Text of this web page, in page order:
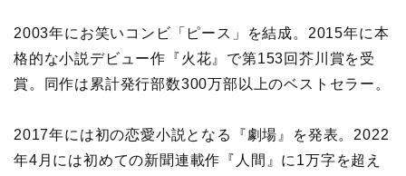
2003年にお笑いコンビ「ピース」を結成。2015年に本
格的な小説デビュー作『火花』で第153回芥川賞を受
賞。同作は累計発行部数300万部以上のベストセラー。
2017年には初の恋愛小説となる『劇場』を発表。2022
年4月には初めての新聞連載作『人間』に1万字を超え